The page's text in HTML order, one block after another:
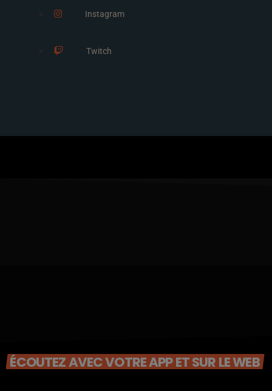
Instagram
Twitch
ÉCOUTEZ AVEC VOTRE APP ET SUR LE WEB